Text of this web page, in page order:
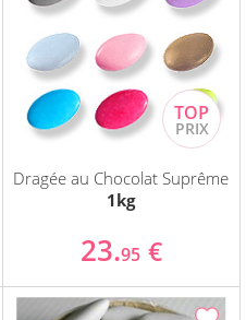
Dragée au Chocolat Suprême
1kg
23.95 €